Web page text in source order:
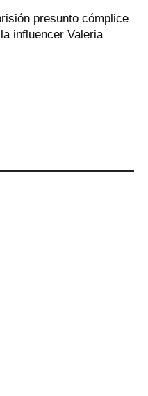
presunto cómplice
influencer Valeria